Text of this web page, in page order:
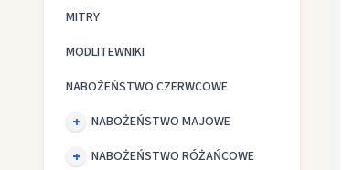
MITRY
MODLITEWNIKI
NABOŻEŃSTWO CZERWCOWE
NABOŻEŃSTWO MAJOWE
NABOŻEŃSTWO RÓŻAŃCOWE